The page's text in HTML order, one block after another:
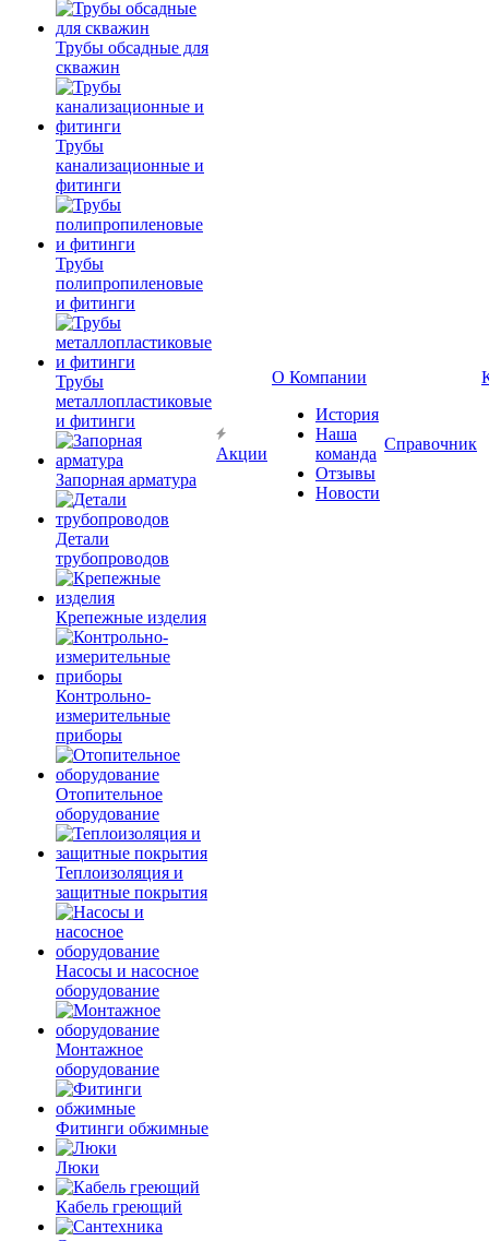
Трубы обсадные для
скважин
Трубы
канализационные и
фитинги
Трубы
полипропиленовые
и фитинги
Трубы
металлопластиковые
и фитинги
Запорная арматура
Детали
трубопроводов
Крепежные изделия
Контрольно-
измерительные
приборы
Отопительное
оборудование
Теплоизоляция и
защитные покрытия
Насосы и насосное
оборудование
Монтажное
оборудование
Фитинги обжимные
Люки
Кабель греющий
Акции
О Компании
История
Наша
команда
Отзывы
Новости
Справочник